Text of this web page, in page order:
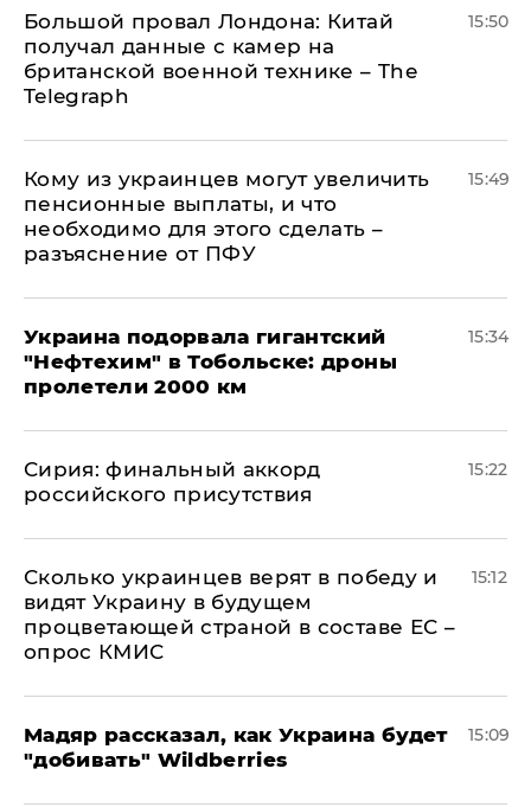
Большой провал Лондона: Китай
получал данные с камер на
британской военной технике – The
Telegraph
15:50
Кому из украинцев могут увеличить
пенсионные выплаты, и что
необходимо для этого сделать –
разъяснение от ПФУ
15:49
Украина подорвала гигантский
"Нефтехим" в Тобольске: дроны
пролетели 2000 км
15:34
​Сирия: финальный аккорд
российского присутствия
15:22
Сколько украинцев верят в победу и
видят Украину в будущем
процветающей страной в составе ЕС –
опрос КМИС
15:12
Мадяр рассказал, как Украина будет
"добивать" Wildberries
15:09